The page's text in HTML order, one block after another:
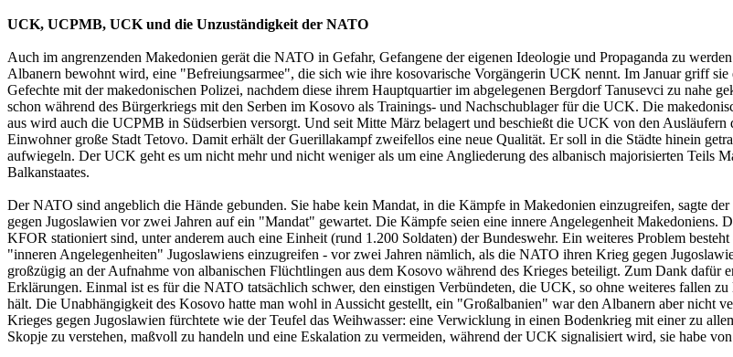
UCK, UCPMB, UCK und die Unzuständigkeit der NATO
Auch im angrenzenden Makedonien gerät die NATO in Gefahr, Gefangene der eigenen Ideologie und Propaganda zu
Albanern bewohnt wird, eine "Befreiungsarmee", die sich wie ihre kosovarische Vorgängerin UCK nennt. Im Januar griff
Gefechte mit der makedonischen Polizei, nachdem diese ihrem Hauptquartier im abgelegenen Bergdorf Tanusevci zu nahe
schon während des Bürgerkriegs mit den Serben im Kosovo als Trainings- und Nachschublager für die UCK. Die
aus wird auch die UCPMB in Südserbien versorgt. Und seit Mitte März belagert und beschießt die UCK von den
Einwohner große Stadt Tetovo. Damit erhält der Guerillakampf zweifellos eine neue Qualität. Er soll in die Städte hinein
aufwiegeln. Der UCK geht es um nicht mehr und nicht weniger als um eine Angliederung des albanisch majorisierten Teils
Balkanstaates.
Der NATO sind angeblich die Hände gebunden. Sie habe kein Mandat, in die Kämpfe in Makedonien einzugreifen, sagte
gegen Jugoslawien vor zwei Jahren auf ein "Mandat" gewartet. Die Kämpfe seien eine innere Angelegenheit Makedoniens.
KFOR stationiert sind, unter anderem auch eine Einheit (rund 1.200 Soldaten) der Bundeswehr. Ein weiteres Problem
"inneren Angelegenheiten" Jugoslawiens einzugreifen - vor zwei Jahren nämlich, als die NATO ihren Krieg gegen
großzügig an der Aufnahme von albanischen Flüchtlingen aus dem Kosovo während des Krieges beteiligt. Zum Dank
Erklärungen. Einmal ist es für die NATO tatsächlich schwer, den einstigen Verbündeten, die UCK, so ohne weiteres fallen
hält. Die Unabhängigkeit des Kosovo hatte man wohl in Aussicht gestellt, ein "Großalbanien" war den Albanern aber nicht
Krieges gegen Jugoslawien fürchtete wie der Teufel das Weihwasser: eine Verwicklung in einen Bodenkrieg mit einer zu
Skopje zu verstehen, maßvoll zu handeln und eine Eskalation zu vermeiden, während der UCK signalisiert wird, sie habe